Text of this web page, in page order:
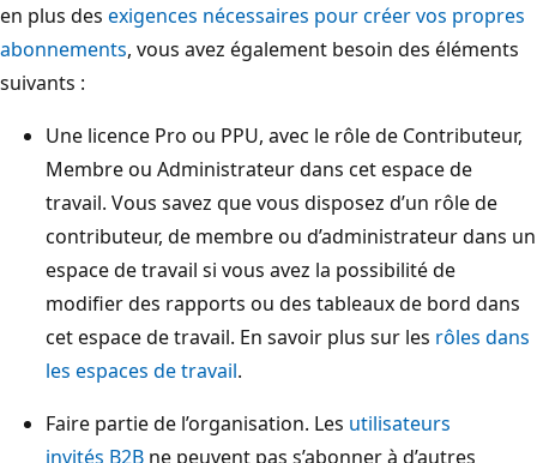
en plus des exigences nécessaires pour créer vos propres
abonnements, vous avez également besoin des éléments
suivants :
Une licence Pro ou PPU, avec le rôle de Contributeur,
Membre ou Administrateur dans cet espace de
travail. Vous savez que vous disposez d’un rôle de
contributeur, de membre ou d’administrateur dans un
espace de travail si vous avez la possibilité de
modifier des rapports ou des tableaux de bord dans
cet espace de travail. En savoir plus sur les rôles dans
les espaces de travail.
Faire partie de l’organisation. Les utilisateurs
invités B2B ne peuvent pas s’abonner à d’autres